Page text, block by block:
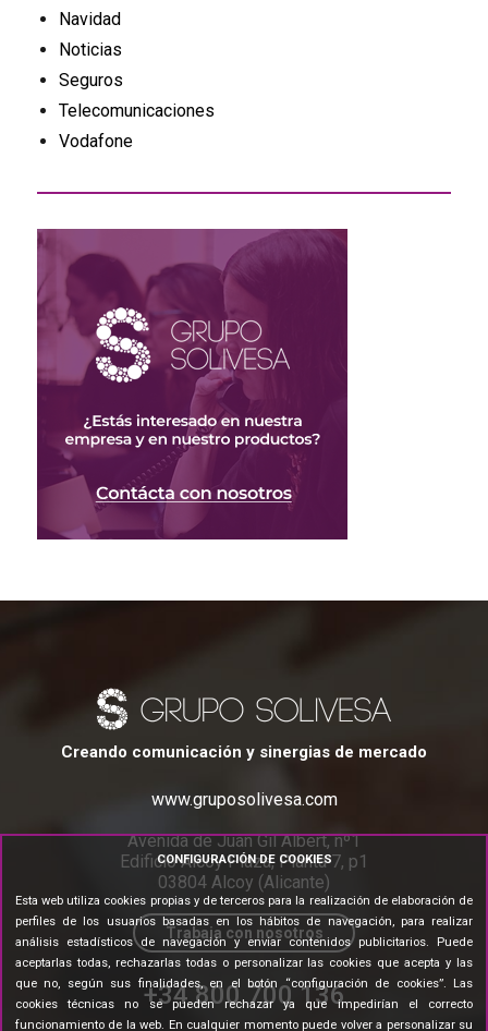
Navidad
Noticias
Seguros
Telecomunicaciones
Vodafone
Creando comunicación y sinergias de mercado
www.gruposolivesa.com
Avenida de Juan Gil Albert, nº1
Edificio Alcoy Plaza, Planta 7, p1
03804 Alcoy (Alicante)
Trabaja con nosotros
+34 800 700 136
CONFIGURACIÓN DE COOKIES
Esta web utiliza cookies propias y de terceros para la realización de elaboración de
perfiles de los usuarios basadas en los hábitos de navegación, para realizar
análisis estadísticos de navegación y enviar contenidos publicitarios. Puede
aceptarlas todas, rechazarlas todas o personalizar las cookies que acepta y las
que no, según sus finalidades, en el botón “configuración de cookies”. Las
cookies técnicas no se pueden rechazar ya que impedirían el correcto
funcionamiento de la web. En cualquier momento puede volver a personalizar su